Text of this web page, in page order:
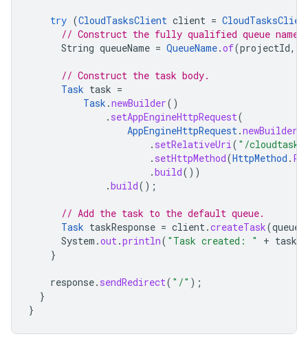
try (CloudTasksClient client =
// Construct the fully qualified queue name.
String queueName = QueueName.of(projectId,
// Construct the task body.
Task task =
Task .newBuilder()
. setAppEngineHttpRequest(
AppEngineHttpRequest.newBuilder
. setRelativeUri( "/
. setHttpMethod(HttpMethod .
.build())
.build();
// Add the task to the default queue.
Task taskResponse = client.createTask(
System .out.println( "Task created: " +
}
response. sendRedirect( "/" );
}
}